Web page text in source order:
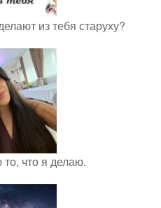
из тебя старуху?
что я делаю.